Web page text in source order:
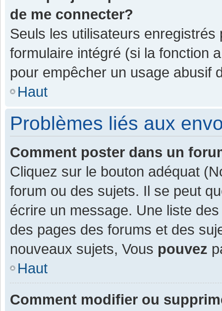
de me connecter?
Seuls les utilisateurs enregistrés
formulaire intégré (si la fonction
pour empêcher un usage abusif
Haut
Problèmes liés aux
Comment poster dans un
Cliquez sur le bouton adéquat
forum ou des sujets. Il se peut
écrire un message. Une liste
des pages des forums et des
nouveaux sujets, Vous pouvez
Haut
Comment modifier ou